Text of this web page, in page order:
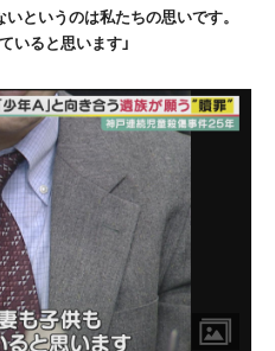
というのは私たちの思いです。
いると思います」